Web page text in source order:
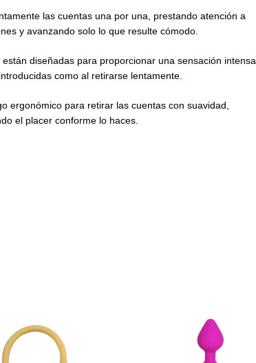
las cuentas una por una, prestando atención a
y avanzando solo lo que resulte cómodo.
están diseñadas para proporcionar una sensación intensa
como al retirarse lentamente.
ergonómico para retirar las cuentas con suavidad,
el placer conforme lo haces.